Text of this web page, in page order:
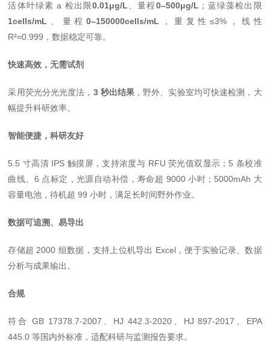
活体叶绿素 a 检出限0.01μg/L 、量程0–500μg/L ；蓝绿藻检出限
1cells/mL 、量程 0–150000cells/mL ，重复性≤3%，线性
R²=0.999，数据稳定可靠。
快速高效，无需试剂
采用荧光分光光度法， 3 秒出结果 ，野外、实验室均可快速检测，大
幅提升科研效率。
智能便捷，科研友好
5.5 寸高清 IPS 触摸屏，支持浓度与 RFU 荧光值双显示；5 条校准
曲线、6 点标定，光源自动补偿，寿命超 9000 小时；5000mAh 大
容量电池，待机超 99 小时，满足长时间野外作业。
数据可追溯、易导出
存储超 2000 组数据，支持上位机导出 Excel，便于实验记录、数据
分析与成果输出。
合规
符合 GB 17378.7‑2007、HJ 442.3‑2020、HJ 897‑2017、EPA
445.0 等国内外标准，适配科研与监测报告要求。